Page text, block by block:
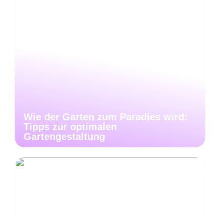
Wie der Garten zum Paradies wird:
Tipps zur optimalen
Gartengestaltung